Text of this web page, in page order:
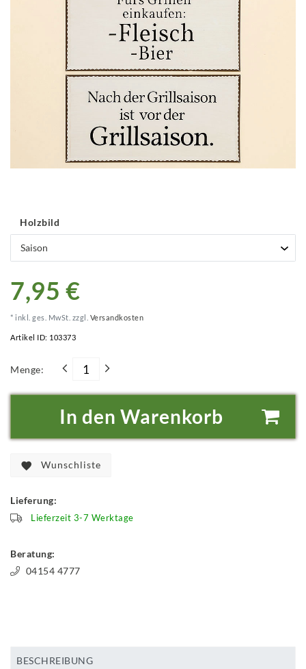
Holzbild
7,95 €
* inkl. ges. MwSt. zzgl. Versandkosten
Artikel ID: 103373
Menge:
In den Warenkorb
Wunschliste
Lieferung:
Lieferzeit 3-7 Werktage
Beratung:
04154 4777
BESCHREIBUNG